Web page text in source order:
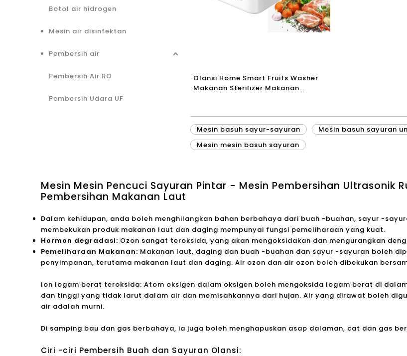
Botol air hidrogen
Mesin air disinfektan
Pembersih air
Pembersih Air RO
Pembersih Udara UF
Olansi Home Smart Fruits Washer
Makanan Sterilizer Makanan
Sayuran
Mesin basuh sayur-sayuran
Mesin basuh sayuran
Mesin mesin basuh sayuran
Mesin Mesin Pencuci Sayuran Pintar - Mesin Pembersihan Ultrasonik
Pembersihan Makanan Laut
Dalam kehidupan, anda boleh menghilangkan bahan berbahaya dari buah -buahan, sayur -
membekukan produk makanan laut dan daging mempunyai fungsi pemeliharaan yang kuat.
Hormon degradasi: Ozon sangat teroksida, yang akan mengoksidakan dan mengurangkan
Pemeliharaan Makanan: Makanan laut, daging dan buah -buahan dan sayur -sayuran boleh
penyimpanan, terutama makanan laut dan daging. Air ozon dan air ozon boleh dibekukan
Ion logam berat teroksida: Atom oksigen dalam oksigen boleh mengoksida logam berat di
dan tinggi yang tidak larut dalam air dan memisahkannya dari hujan. Air yang dirawat boleh
air adalah murni.
Di samping bau dan gas berbahaya, ia juga boleh menghapuskan asap dalaman, cat dan gas
Ciri -ciri Pembersih Buah dan Sayuran Olansi: